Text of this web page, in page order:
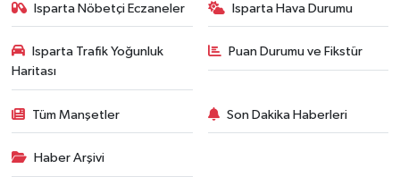
Isparta Nöbetçi Eczaneler Isparta Hava Durumu
Isparta Trafik Yoğunluk
Haritası
Puan Durumu ve Fikstür
Tüm Manşetler Son Dakika Haberleri
Haber Arşivi